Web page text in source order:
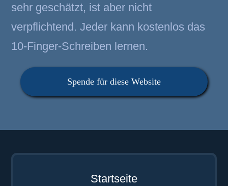
sehr geschätzt, ist aber nicht
verpflichtend. Jeder kann kostenlos das
10-Finger-Schreiben lernen.
Spende für diese Website
Startseite